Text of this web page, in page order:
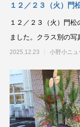
１２／２３（火）門
１２／２３（火）門
ました。クラス別の写
2025.12.23 小野小ニュ